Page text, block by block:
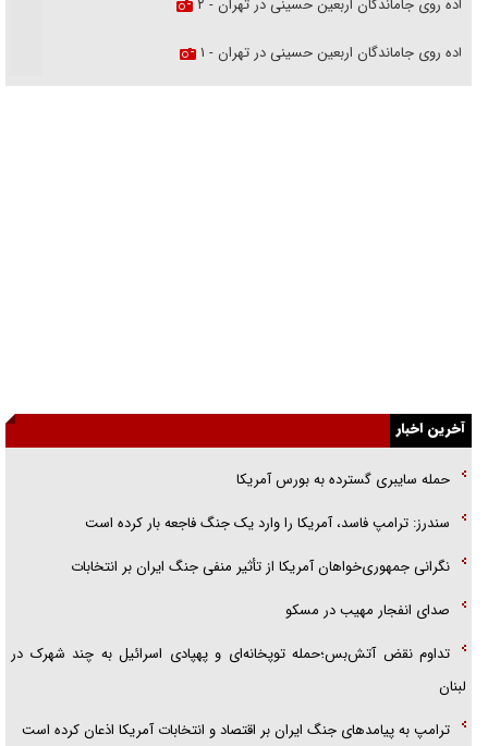
پیاده روی جاماندگان اربعین حسینی در تهران - ۲
پیاده روی جاماندگان اربعین حسینی در تهران - ۱
گفت‌وگو با خواهر یکی از شهدای جنگ رمضان/ خواهرم فرمانده جهادی و
اهل خدمت بی‌منت بود
جزئیات شکنجه‌هایم فراتر از آن است که در بیان بگنجد!
گزارش «جوان» از قوانین سخت‌گیرانه ۶ قاره در برابر یورش به پاسگاه‌های
پلیس
آخرین اخبار
حمله سایبری گسترده به بورس آمریکا
سندرز: ترامپ فاسد، آمریکا را وارد یک جنگ فاجعه بار کرده است
نگرانی جمهوری‌خواهان آمریکا از تأثیر منفی جنگ ایران بر انتخابات
صدای انفجار مهیب در مسکو
تداوم نقض آتش‌بس؛حمله توپخانه‌ای و پهپادی اسرائیل به چند شهرک در
لبنان
ترامپ به پیامدهای جنگ ایران بر اقتصاد و انتخابات آمریکا اذعان کرده است